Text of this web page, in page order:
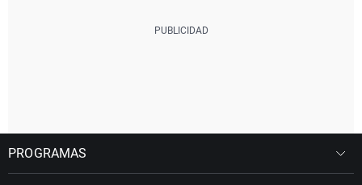
PROGRAMAS